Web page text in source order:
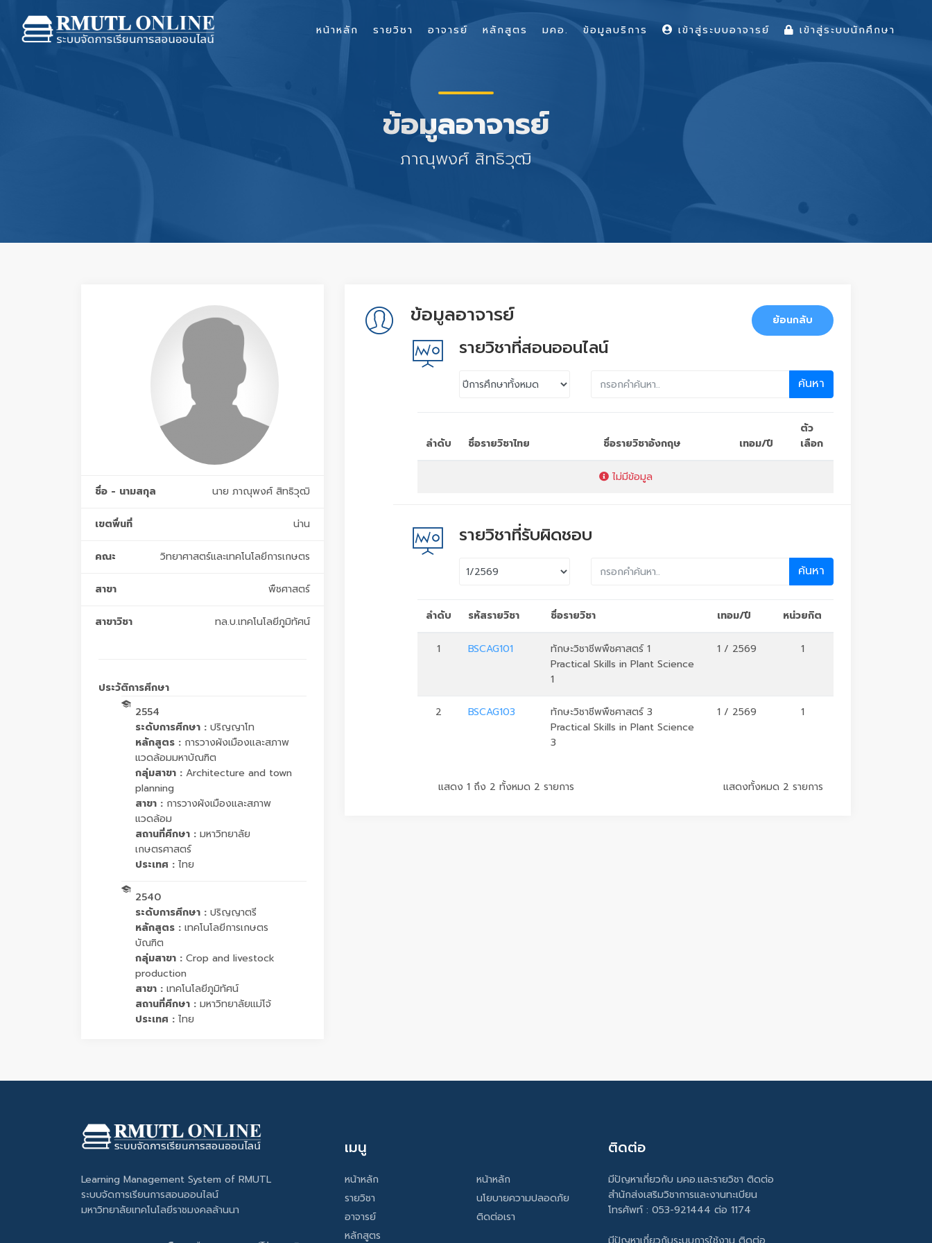
ข้อมูลอาจารย์
ภาณุพงศ์ สิทธิวุฒิ
ชื่อ - นามสกุล นาย ภาณุพงศ์ สิทธิวุฒิ
เขตพื่นที่ น่าน
คณะ วิทยาศาสตร์และเทคโนโลยีการเกษตร
สาขา พืชศาสตร์
สาขาวิชา ทล.บ.เทคโนโลยีภูมิทัศน์
ประวัติการศึกษา
2554
ระดับการศึกษา : ปริญญาโท
หลักสูตร : การวางผังเมืองและสภาพ
แวดล้อมมหาบัณฑิต
กลุ่มสาขา : Architecture and town
planning
สาขา : การวางผังเมืองและสภาพ
แวดล้อม
สถานที่ศึกษา : มหาวิทยาลัย
เกษตรศาสตร์
ประเทศ : ไทย
2540
ระดับการศึกษา : ปริญญาตรี
หลักสูตร : เทคโนโลยีการเกษตร
บัณฑิต
กลุ่มสาขา : Crop and livestock
production
สาขา : เทคโนโลยีภูมิทัศน์
สถานที่ศึกษา : มหาวิทยาลัยแม่โจ้
ประเทศ : ไทย
ข้อมูลอาจารย์ ย้อนกลับ
รายวิชาที่สอนออนไลน์
ค้นหา
ลำดับ ชื่อรายวิชาไทย ชื่อรายวิชาอังกฤษ เทอม/ปี
ตัว
เลือก
ไม่มีข้อมูล
รายวิชาที่รับผิดชอบ
ค้นหา
ลำดับ รหัสรายวิชา ชื่อรายวิชา เทอม/ปี หน่วยกิต
1 BSCAG101
ทักษะวิชาชีพพืชศาสตร์ 1
Practical Skills in Plant Science
1
1 / 2569 1
2 BSCAG103
ทักษะวิชาชีพพืชศาสตร์ 3
Practical Skills in Plant Science
3
1 / 2569 1
แสดง 1 ถึง 2 ทั้งหมด 2 รายการ แสดงทั้งหมด 2 รายการ
Learning Management System of RMUTL
ระบบจัดการเรียนการสอนออนไลน์
มหาวิทยาลัยเทคโนโลยีราชมงคลล้านนา
เมนู
หน้าหลัก
รายวิชา
อาจารย์
หลักสูตร
หน้าหลัก
นโยบายความปลอดภัย
ติดต่อเรา
ติดต่อ
มีปัญหาเกี่ยวกับ มคอ.และรายวิชา ติดต่อ
สำนักส่งเสริมวิชาการและงานทะเบียน
โทรศัพท์ : 053-921444 ต่อ 1174
หน้าหลัก รายวิชา อาจารย์ หลักสูตร มคอ. ข้อมูลบริการ เข้าสู่ระบบอาจารย์ เข้าสู่ระบบนักศึกษา